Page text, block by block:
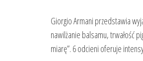
Giorgio Armani przedstawia
nawilżanie balsamu, trwałość
miarę”. 6 odcieni oferuje